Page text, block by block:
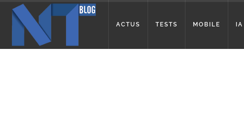
ACTUS TESTS MOBILE IA